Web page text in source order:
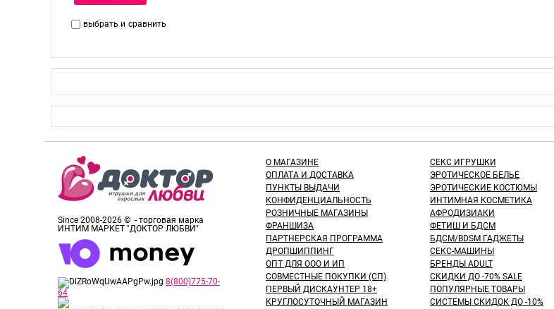
выбрать и сравнить
Since 2008-2026 © - торговая марка
ИНТИМ МАРКЕТ "ДОКТОР ЛЮБВИ"
8(800)775-70-
64
О МАГАЗИНЕ
ОПЛАТА И ДОСТАВКА
ПУНКТЫ ВЫДАЧИ
КОНФИДЕНЦИАЛЬНОСТЬ
РОЗНИЧНЫЕ МАГАЗИНЫ
ФРАНШИЗА
ПАРТНЕРСКАЯ ПРОГРАММА
ДРОПШИППИНГ
ОПТ ДЛЯ ООО И ИП
СОВМЕСТНЫЕ ПОКУПКИ (СП)
ПЕРВЫЙ ДИСКАУНТЕР 18+
КРУГЛОСУТОЧНЫЙ МАГАЗИН
СЕКС ИГРУШКИ
ЭРОТИЧЕСКОЕ БЕЛЬЕ
ЭРОТИЧЕСКИЕ КОСТЮМЫ
ИНТИМНАЯ КОСМЕТИКА
АФРОДИЗИАКИ
ФЕТИШ И БДСМ
БДСМ/BDSM ГАДЖЕТЫ
СЕКС-МАШИНЫ
БРЕНДЫ ADULT
СКИДКИ ДО -70% SALE
ПОПУЛЯРНЫЕ ТОВАРЫ
СИСТЕМЫ СКИДОК ДО -10%